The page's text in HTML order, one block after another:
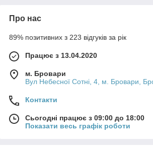
Про нас
89% позитивних з 223 відгуків за рік
Працює з 13.04.2020
м. Бровари
Вул Небесної Сотні, 4, м. Бровари,
Контакти
Сьогодні працює з 09:00 до 18:00
Показати весь графік роботи